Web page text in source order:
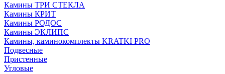
Камины ТРИ СТЕКЛА
Камины КРИТ
Камины РОДОС
Камины ЭКЛИПС
Камины, каминокомплекты KRATKI PRO
Подвесные
Пристенные
Угловые